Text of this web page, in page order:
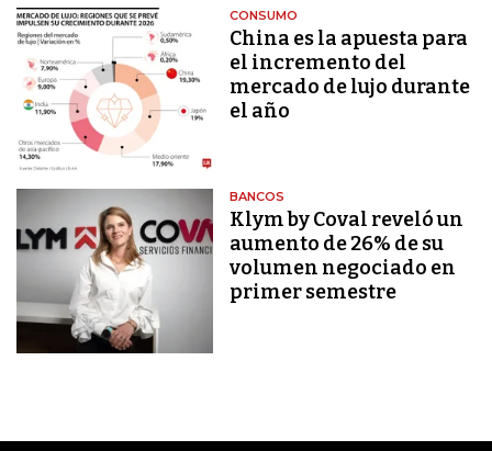
CONSUMO
China es la apuesta para
el incremento del
mercado de lujo durante
el año
BANCOS
Klym by Coval reveló un
aumento de 26% de su
volumen negociado en
primer semestre